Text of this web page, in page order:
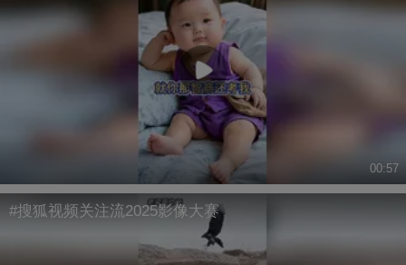
00:57
#搜狐视频关注流2025影像大赛